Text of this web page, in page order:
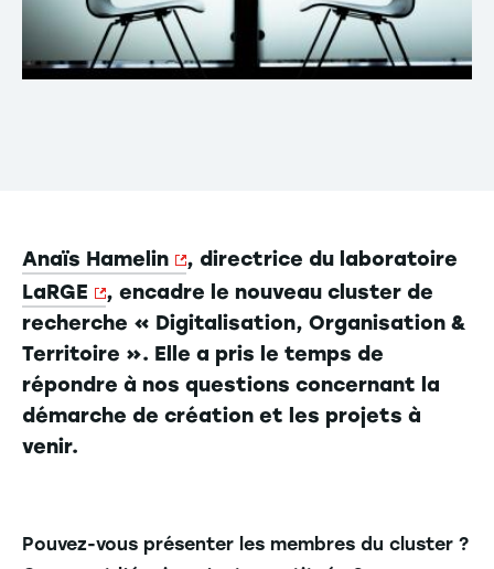
Anaïs Hamelin
, directrice du laboratoire
LaRGE
, encadre le nouveau cluster de
recherche « Digitalisation, Organisation &
Territoire ». Elle a pris le temps de
répondre à nos questions concernant la
démarche de création et les projets à
venir.
Pouvez-vous présenter les membres du cluster ?